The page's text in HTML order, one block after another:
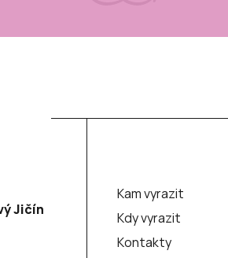
Jičín
Kam vyrazit
Kdy vyrazit
Kontakty